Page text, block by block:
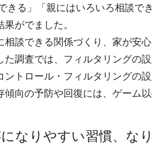
きる」「親にはいろいろ相談
がでました。
相談できる関係づくり、家が安
た調査では、フィルタリングの
ントロール・フィルタリングの
傾向の予防や回復には、ゲーム
なりやすい習慣、な